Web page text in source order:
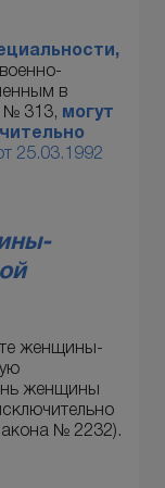
в
№ 313, могут
25.03.1992
женщины-
женщины
№ 2232).